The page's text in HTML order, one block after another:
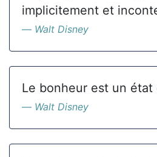
implicitement et
Walt Disney
Le bonheur est un état
Walt Disney